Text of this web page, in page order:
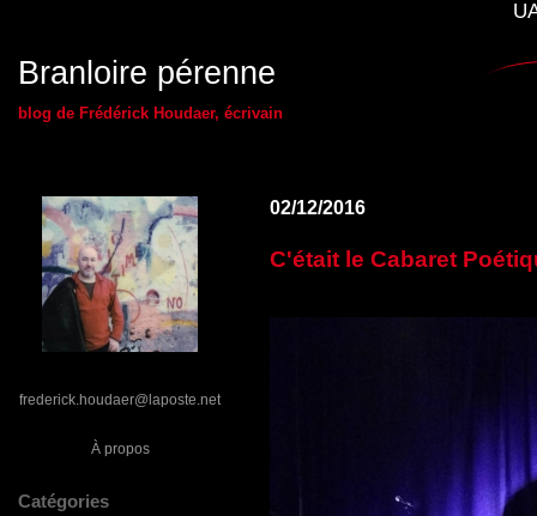
Branloire pérenne
blog de Frédérick Houdaer, écrivain
frederick.houdaer@laposte.net
À propos
Catégories
02/12/2016
C'était le Cabaret